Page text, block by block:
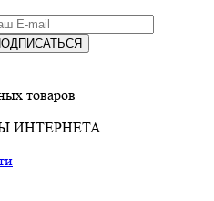
товаров
ИНТЕРНЕТА